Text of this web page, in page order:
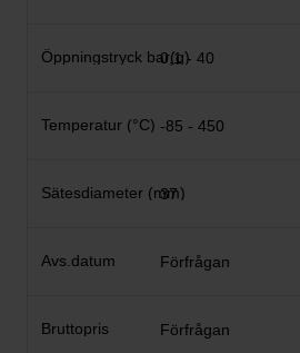
0,1 - 40
-85 - 450
37
Förfrågan
Förfrågan